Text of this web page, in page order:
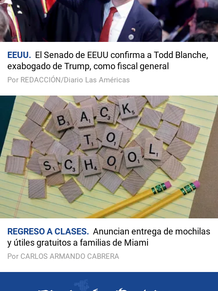
EEUU
El Senado de EEUU confirma a Todd Blanche,
exabogado de Trump, como fiscal general
Por REDACCIÓN/Diario Las Américas
REGRESO A CLASES
Anuncian entrega de mochilas
y útiles gratuitos a familias de Miami
Por CARLOS ARMANDO CABRERA